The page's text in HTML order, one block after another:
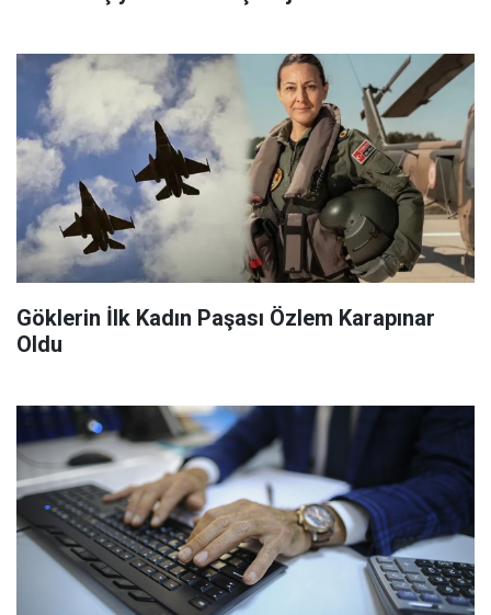
Göklerin İlk Kadın Paşası Özlem Karapınar
Oldu